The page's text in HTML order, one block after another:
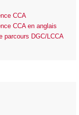
CCA
CCA en anglais
parcours DGC/LCCA